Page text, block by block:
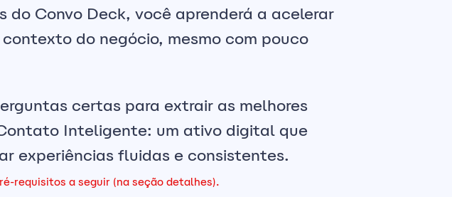
Convo Deck, você aprenderá a acelerar
do negócio, mesmo com pouco
certas para extrair as melhores
Inteligente: um ativo digital que
experiências fluidas e consistentes.
requisitos a seguir (na seção detalhes).